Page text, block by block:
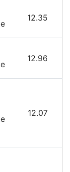
12.35
12.96
12.07